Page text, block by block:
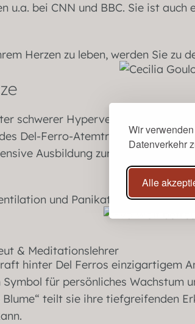
Wir
Datenverkehr
Alle
u.a. bei CNN und BBC. Sie ist
Herzen zu leben, werden Sie zu
schwerer Hyperventilation und
Del-Ferro-Atemtrainings
Ausbildung zur Del-Ferro-
und Panikattacken
& Meditationslehrer
hinter Del Ferros einzigartigem
Symbol für persönliches Wachstum
Blume“ teilt sie ihre tiefgreifenden